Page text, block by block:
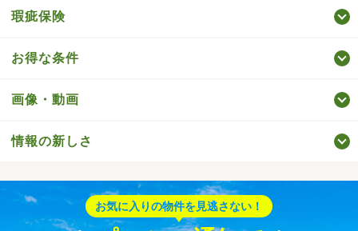
瑕疵保険
お得な条件
画像・動画
情報の新しさ
お気に入りの物件を見逃さない！